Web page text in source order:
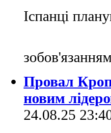
Іспанці
Провал
новим
24.08.25